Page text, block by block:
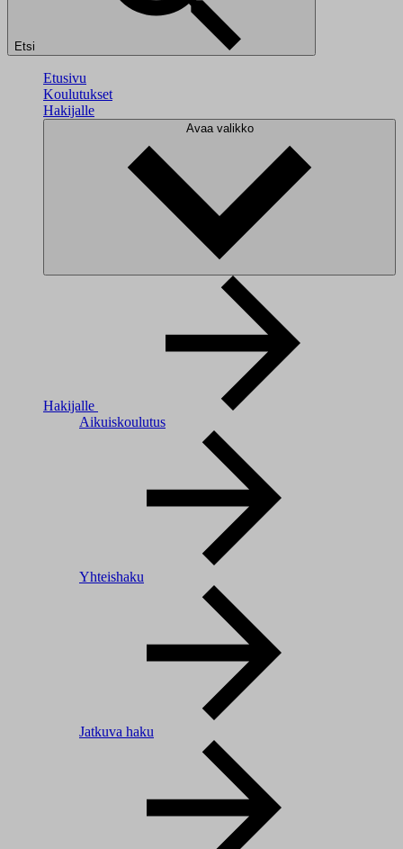
Etsi
Etusivu
Koulutukset
Hakijalle
Avaa valikko
Hakijalle
Aikuiskoulutus
Yhteishaku
Jatkuva haku